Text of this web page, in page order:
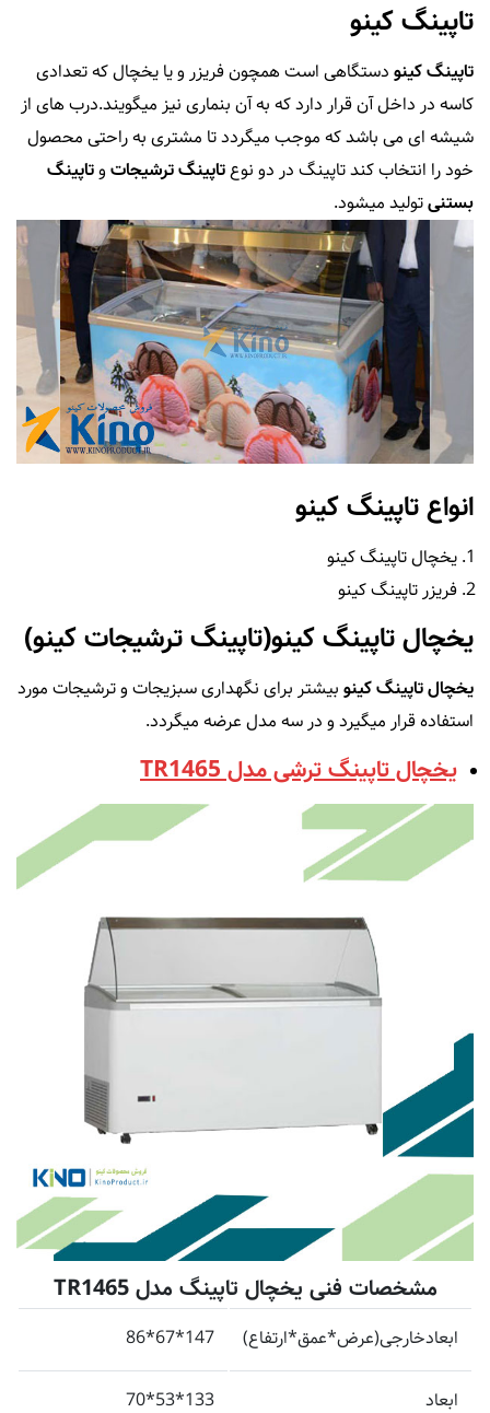
تاپینگ کینو
تاپینگ کینو دستگاهی است همچون فریزر و یا یخچال که تعدادی
کاسه در داخل آن قرار دارد که به آن بنماری نیز میگویند.درب های از
شیشه ای می باشد که موجب میگردد تا مشتری به راحتی محصول
خود را انتخاب کند تاپینگ در دو نوعتاپینگ ترشیجات وتاپینگ
بستنیتولید میشود.
انواع تاپینگ کینو
یخچال تاپینگ کینو
فریزر تاپینگ کینو
یخچال تاپینگ کینو(تاپینگ ترشیجات کینو)
یخچال تاپینگ کینو بیشتر برای نگهداری سبزیجات و ترشیجات مورد
استفاده قرار میگیرد و در سه مدل عرضه میگردد.
یخچال تاپینگ ترشی مدل TR1465
مشخصات فنی یخچال تاپینگ مدل TR1465
ابعادخارجی(عرض*عمق*ارتفاع) 147*67*86
ابعاد 133*53*70